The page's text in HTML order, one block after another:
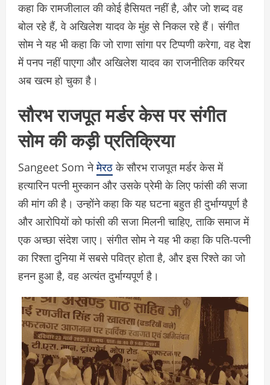
कहा कि रामजीलाल की कोई हैसियत नहीं है, और जो शब्द वह
बोल रहे हैं, वे अखिलेश यादव के मुंह से निकल रहे हैं। संगीत
सोम ने यह भी कहा कि जो राणा सांगा पर टिप्पणी करेगा, वह देश
में पनप नहीं पाएगा और अखिलेश यादव का राजनीतिक करियर
अब खत्म हो चुका है।
सौरभ राजपूत मर्डर केस पर संगीत
सोम की कड़ी प्रतिक्रिया
Sangeet Som नेमेरठके सौरभ राजपूत मर्डर केस में
हत्यारिन पत्नी मुस्कान और उसके प्रेमी के लिए फांसी की सजा
की मांग की है। उन्होंने कहा कि यह घटना बहुत ही दुर्भाग्यपूर्ण है
और आरोपियों को फांसी की सजा मिलनी चाहिए, ताकि समाज में
एक अच्छा संदेश जाए। संगीत सोम ने यह भी कहा कि पति-पत्नी
का रिश्ता दुनिया में सबसे पवित्र होता है, और इस रिश्ते का जो
हनन हुआ है, वह अत्यंत दुर्भाग्यपूर्ण है।